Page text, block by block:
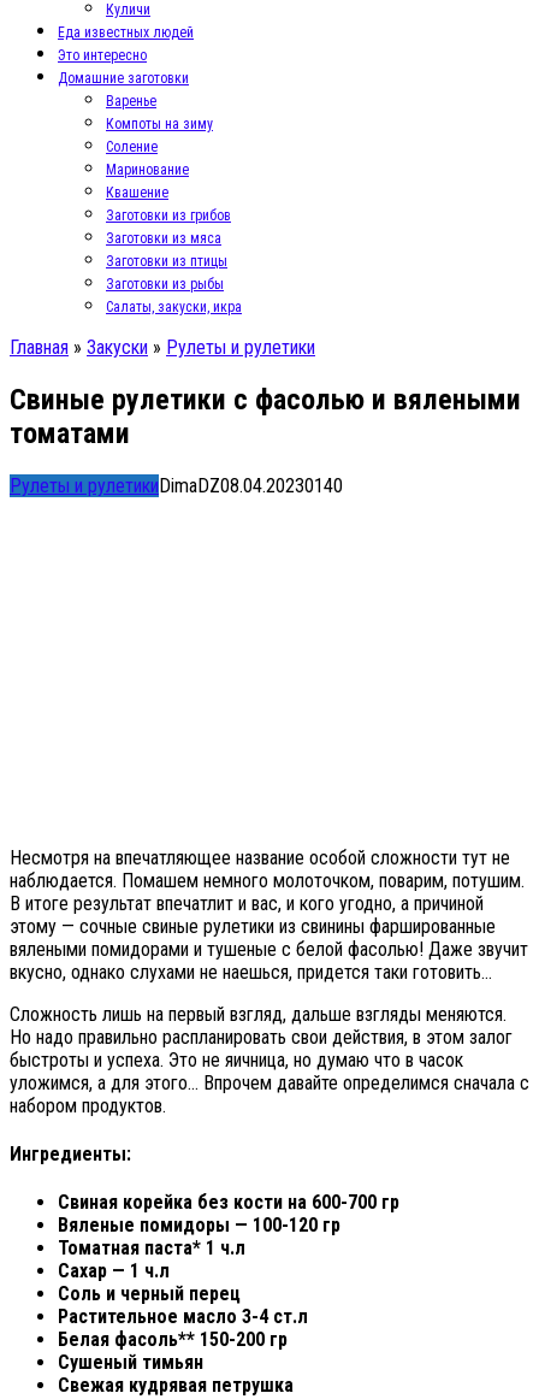
Куличи
Еда известных людей
Это интересно
Домашние заготовки
Варенье
Компоты на зиму
Соление
Маринование
Квашение
Заготовки из грибов
Заготовки из мяса
Заготовки из птицы
Заготовки из рыбы
Салаты, закуски, икра
Главная » Закуски » Рулеты и рулетики
Свиные рулетики с фасолью и вялеными
томатами
Рулеты и рулетикиDimaDZ08.04.20230140
Несмотря на впечатляющее название особой сложности тут не
наблюдается. Помашем немного молоточком, поварим, потушим.
В итоге результат впечатлит и вас, и кого угодно, а причиной
этому — сочные свиные рулетики из свинины фаршированные
вялеными помидорами и тушеные с белой фасолью! Даже звучит
вкусно, однако слухами не наешься, придется таки готовить…
Сложность лишь на первый взгляд, дальше взгляды меняются.
Но надо правильно распланировать свои действия, в этом залог
быстроты и успеха. Это не яичница, но думаю что в часок
уложимся, а для этого… Впрочем давайте определимся сначала с
набором продуктов.
Ингредиенты:
Свиная корейка без кости на 600-700 гр
Вяленые помидоры — 100-120 гр
Томатная паста* 1 ч.л
Сахар — 1 ч.л
Соль и черный перец
Растительное масло 3-4 ст.л
Белая фасоль** 150-200 гр
Сушеный тимьян
Свежая кудрявая петрушка